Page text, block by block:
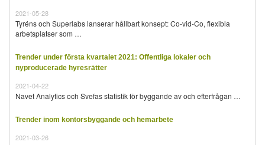
2021-05-28
Tyréns och Superlabs lanserar hållbart konsept: Co-vid-Co, flexibla
arbetsplatser som …
Trender under första kvartalet 2021: Offentliga lokaler och
nyproducerade hyresrätter
2021-04-22
Navet Analytics och Svefas statistik för byggande av och efterfrågan …
Trender inom kontorsbyggande och hemarbete
2021-03-26